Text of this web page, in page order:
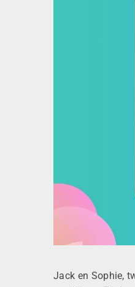
Jack en Sophie,